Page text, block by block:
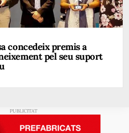
concedeix premis a
pel seu suport